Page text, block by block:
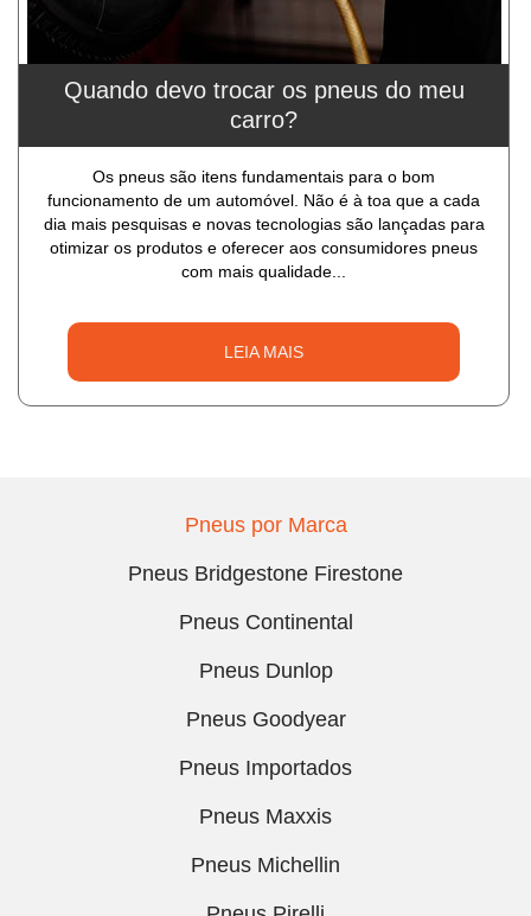
Quando devo trocar os pneus do meu
carro?
Os pneus são itens fundamentais para o bom
funcionamento de um automóvel. Não é à toa que a cada
dia mais pesquisas e novas tecnologias são lançadas para
otimizar os produtos e oferecer aos consumidores pneus
com mais qualidade...
LEIA MAIS
Pneus por Marca
Pneus Bridgestone Firestone
Pneus Continental
Pneus Dunlop
Pneus Goodyear
Pneus Importados
Pneus Maxxis
Pneus Michellin